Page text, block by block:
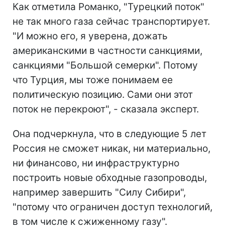
Как отметила Романко, "Турецкий поток"
не так много газа сейчас транспортирует.
"И можно его, я уверена, дожать
американскими в частности санкциями,
санкциями "Большой семерки". Потому
что Турция, мы тоже понимаем ее
политическую позицию. Сами они этот
поток не перекроют", - сказала эксперт.
Она подчеркнула, что в следующие 5 лет
Россия не сможет никак, ни материально,
ни финансово, ни инфраструктурно
построить новые обходные газопроводы,
например завершить "Силу Сибири",
"потому что ограничен доступ технологий,
в том числе к сжиженному газу".